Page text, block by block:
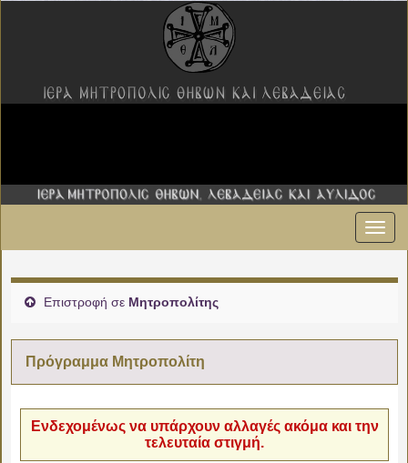
Επιστροφή σε Μητροπολίτης
Πρόγραμμα Μητροπολίτη
Ενδεχομένως να υπάρχουν αλλαγές ακόμα και την
τελευταία στιγμή.